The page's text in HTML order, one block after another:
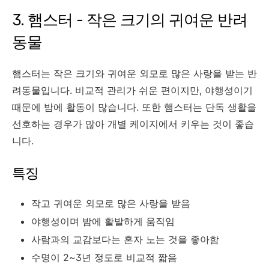
3. 햄스터 - 작은 크기의 귀여운 반려
동물
햄스터는 작은 크기와 귀여운 외모로 많은 사랑을 받는 반
려동물입니다. 비교적 관리가 쉬운 편이지만, 야행성이기
때문에 밤에 활동이 많습니다. 또한 햄스터는 단독 생활을
선호하는 경우가 많아 개별 케이지에서 키우는 것이 좋습
니다.
특징
작고 귀여운 외모로 많은 사랑을 받음
야행성이며 밤에 활발하게 움직임
사람과의 교감보다는 혼자 노는 것을 좋아함
수명이 2~3년 정도로 비교적 짧음